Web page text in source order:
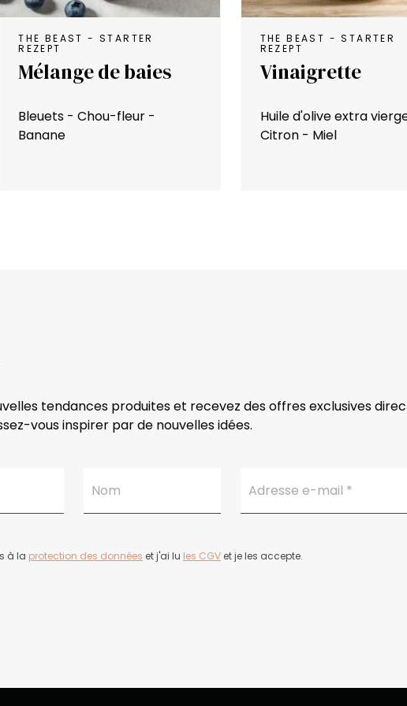
THE BEAST - STARTER
REZEPT
Mélange de baies
Bleuets - Chou-fleur -
Banane
THE BEAST - STARTER
REZEPT
Vinaigrette
Huile d'olive extra
Citron - Miel
tendances produites et recevez des offres exclusives
vous inspirer par de nouvelles idées.
Nom Adresse e-mail *
à la protection des données et j'ai lu les CGV et je les accepte.